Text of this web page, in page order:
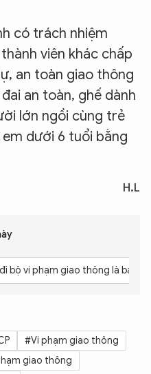
có trách nhiệm
viên khác chấp
an toàn giao thông
an toàn, ghế dành
lớn ngồi cùng trẻ
dưới 6 tuổi bằng
H.L
bộ vi phạm giao thông là bao
#Vi phạm giao thông
giao thông